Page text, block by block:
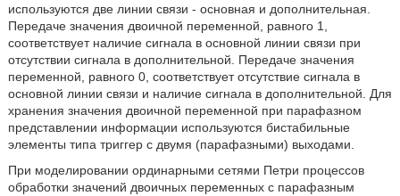
используются две линии связи - основная и дополнительная.
Передаче значения двоичной переменной, равного 1,
соответствует наличие сигнала в основной линии связи при
отсутствии сигнала в дополнительной. Передаче значения
переменной, равного 0, соответствует отсутствие сигнала в
основной линии связи и наличие сигнала в дополнительной. Для
хранения значения двоичной переменной при парафазном
представлении информации используются бистабильные
элементы типа триггер с двумя (парафазными) выходами.
При моделировании ординарными сетями Петри процессов
обработки значений двоичных переменных с парафазным